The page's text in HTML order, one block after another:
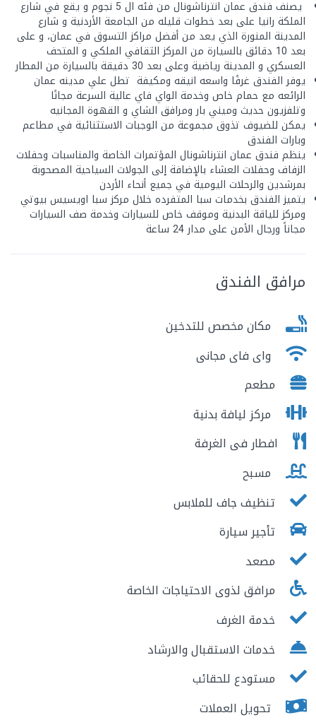
يصنف فندق عمان انترناشونال من فئه ال 5 نجوم و يقع في شارع
الملكة رانيا على بعد خطوات قليله من الجامعة الأردنية و شارع
المدينة المنورة الذي يعد من أفضل مراكز التسوق في عمان، و على
بعد 10 دقائق بالسيارة من المركز الثقافي الملكي و المتحف
العسكري و المدينة رياضية وعلى بعد 30 دقيقة بالسيارة من المطار
يوفر الفندق غرفًا واسعه انيقه ومكيفة تطل علي مدينه عمان
الرائعه مع حمام خاص وخدمة الواي فاي عالية السرعة مجانًا
وتلفزيون حديث وميني بار ومرافق الشاي و القهوة المجانيه
يمكن للضيوف تذوق مجموعة من الوجبات الاستثنائية في مطاعم
وبارات الفندق
ينظم فندق عمان انترناشونال المؤتمرات الخاصة والمناسبات وحفلات
الزفاف وحفلات العشاء بالإضافة إلى الجولات السياحية المصحوبة
بمرشدين والرحلات اليومية في جميع أنحاء الأردن
يتميز الفندق بخدمات سبا المتفرده خلال مركز سبا اويسيس بيوتي
ومركز للياقة البدنية وموقف خاص للسيارات وخدمة صف السيارات
مجاناً ورجال الأمن على مدار 24 ساعة
مرافق الفندق
مكان مخصص للتدخين
واى فاى مجانى
مطعم
مركز ليافة بدنية
افطار فى الغرفة
مسبح
تنظيف جاف للملابس
تأجير سيارة
مصعد
مرافق لذوى الاحتياجات الخاصة
خدمة الغرف
خدمات الاستقبال والارشاد
مستودع للحقائب
تحويل العملات